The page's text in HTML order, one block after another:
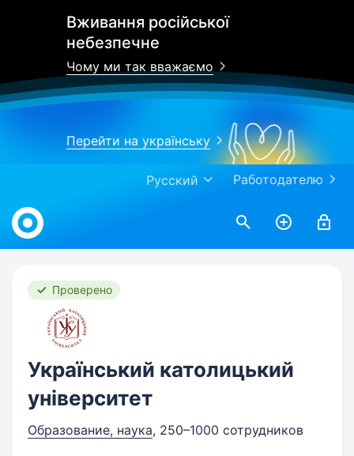
Вживання російської
небезпечне
Чому ми так вважаємо
Перейти на українську
Работодателю
Русский
Work.ua
Проверено
Український католицький
університет
Образование, наука, 250–1000 сотрудников